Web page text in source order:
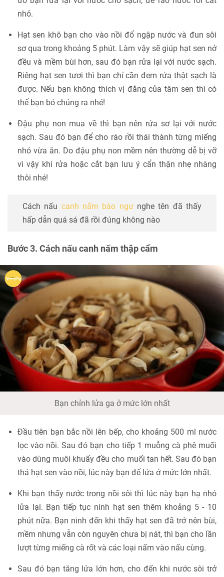
nhỏ.
Hạt sen khô bạn cho vào nồi đổ ngập nước và đun sôi
sơ qua trong khoảng 5 phút. Làm vậy sẽ giúp hạt sen nở
đều và mềm bùi hơn, sau đó bạn rửa lại với nước sạch.
Riêng hạt sen tươi thì bạn chỉ cần đem rửa thật sạch là
được. Nếu bạn không thích vị đắng của tâm sen thì có
thể bạn bỏ chúng ra nhé!
Đậu phụ non mua về thì bạn nên rửa sơ lại với nước
sạch. Sau đó bạn để cho ráo rồi thái thành từng miếng
nhỏ vừa ăn. Do đậu phụ non mềm nên thường dễ bị vỡ
vì vậy khi rửa hoặc cắt bạn lưu ý cẩn thận nhẹ nhàng
thôi nhé!
Cách nấu canh nấm bào ngưnghe tên đã thấy
hấp dẫn quá sá đã rồi đúng không nào
Bước 3. Cách nấu canh nấm thập cẩm
Bạn chỉnh lửa ga ở mức lớn nhất
Đầu tiên bạn bắc nồi lên bếp, cho khoảng 500 ml nước
lọc vào nồi. Sau đó bạn cho tiếp 1 muỗng cà phê muối
vào dùng muôi khuấy đều cho muối tan hết. Sau đó bạn
thả hạt sen vào nồi, lúc này bạn để lửa ở mức lớn nhất.
Khi bạn thấy nước trong nồi sôi thì lúc này bạn hạ nhỏ
lửa lại. Bạn tiếp tục ninh hạt sen thêm khoảng 5 - 10
phút nữa. Bạn ninh đến khi thấy hạt sen đã trở nên bùi,
mềm nhưng vẫn còn nguyên chưa bị nát, thì bạn cho lần
lượt từng miếng cà rốt và các loại nấm vào nấu cùng.
Sau đó bạn tăng lửa lớn hơn, cho đến khi nước sôi trở